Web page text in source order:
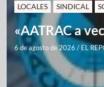
LOCALES SINDICAL
«AATRAC a
6 de agosto de 2026 / EL